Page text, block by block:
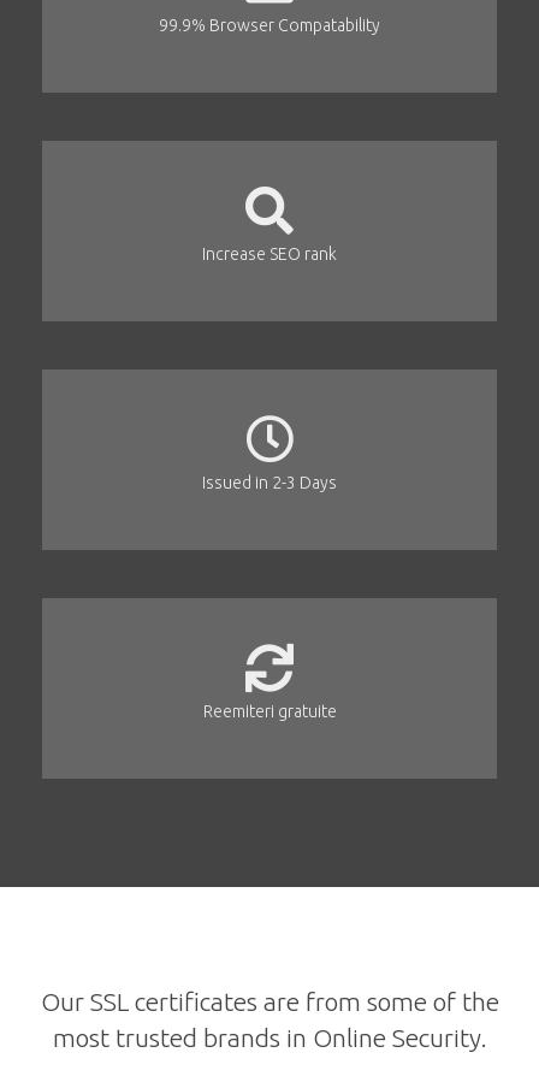
99.9% Browser Compatability
Increase SEO rank
Issued in 2-3 Days
Reemiteri gratuite
Our SSL certificates are from some of the
most trusted brands in Online Security.